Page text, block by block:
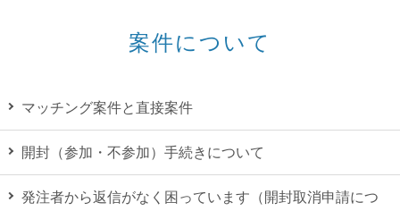
案件について
マッチング案件と直接案件
開封（参加・不参加）手続きについて
発注者から返信がなく困っています（開封取消申請につ